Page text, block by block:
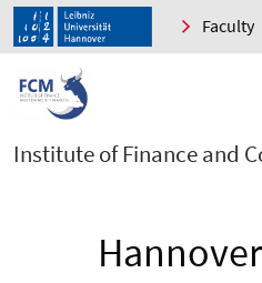
Faculty
Institute of Finance and